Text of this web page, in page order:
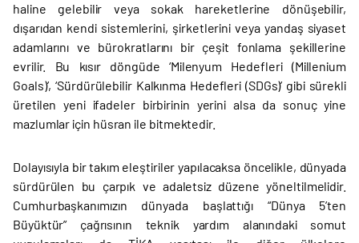
haline gelebilir veya sokak hareketlerine dönüşebilir,
dışarıdan kendi sistemlerini, şirketlerini veya yandaş siyaset
adamlarını ve bürokratlarını bir çeşit fonlama şekillerine
evrilir. Bu kısır döngüde ‘Milenyum Hedefleri (Millenium
Goals)’, ‘Sürdürülebilir Kalkınma Hedefleri (SDGs)’ gibi sürekli
üretilen yeni ifadeler birbirinin yerini alsa da sonuç yine
mazlumlar için hüsran ile bitmektedir.
Dolayısıyla bir takım eleştiriler yapılacaksa öncelikle, dünyada
sürdürülen bu çarpık ve adaletsiz düzene yöneltilmelidir.
Cumhurbaşkanımızın dünyada başlattığı “Dünya 5’ten
Büyüktür” çağrısının teknik yardım alanındaki somut